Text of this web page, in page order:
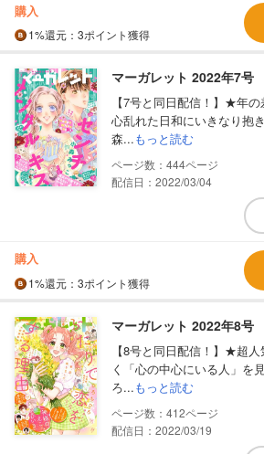
購入
1%還元 ：3ポイント獲得
マーガレット 2022年7号
【7号と同日配信！】★年
心乱れた日和にいきなり
森...もっと読む
444
配信日：2022/03/04
購入
1%還元 ：3ポイント獲得
マーガレット 2022年8号
【8号と同日配信！】★超
く「心の中心にいる人」
ろ...もっと読む
412
配信日：2022/03/19